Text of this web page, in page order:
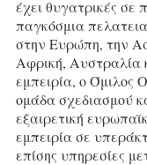
έχει θυγατρικές σε
παγκόσμια
στην Ευρώπη, την
Αφρική,
εμπειρία, ο Όμιλος
ομάδα σχεδιασμού
εξαιρετική
εμπειρία σε
επίσης υπηρεσίες